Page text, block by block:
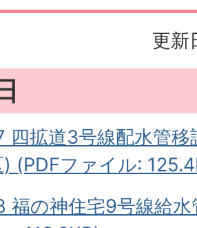
更新
四拡道3号線配水管移
(PDFファイル:
福の神住宅9号線給水